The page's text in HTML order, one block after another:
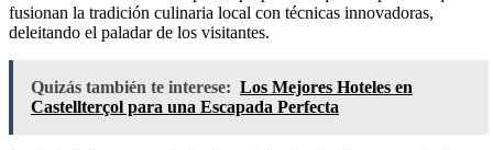
fusionan la tradición culinaria local con técnicas innovadoras,
deleitando el paladar de los visitantes.
Quizás también te interese: Los Mejores Hoteles en
Castellterçol para una Escapada Perfecta